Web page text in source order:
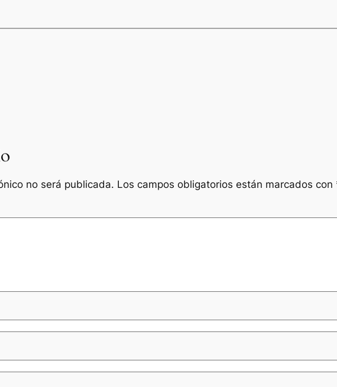
no será publicada. Los campos obligatorios están marcados con